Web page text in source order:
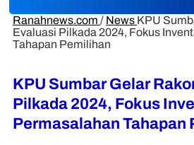
Ranahnews.com / News KPU
Evaluasi Pilkada 2024, Fokus
Tahapan Pemilihan
KPU Sumbar Gelar
Pilkada 2024, Fokus
Permasalahan Tahapan